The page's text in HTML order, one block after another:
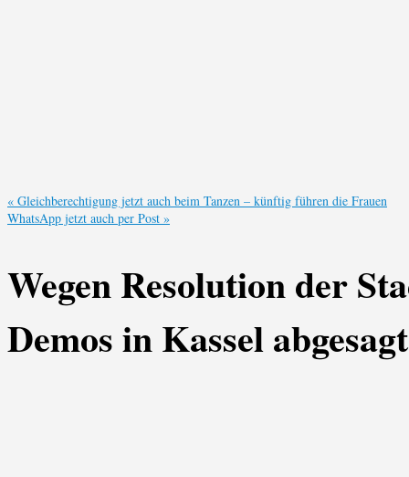
« Gleichberechtigung jetzt auch beim Tanzen – künftig führen die Frauen
WhatsApp jetzt auch per Post »
Wegen Resolution der
Demos in Kassel abgesagt